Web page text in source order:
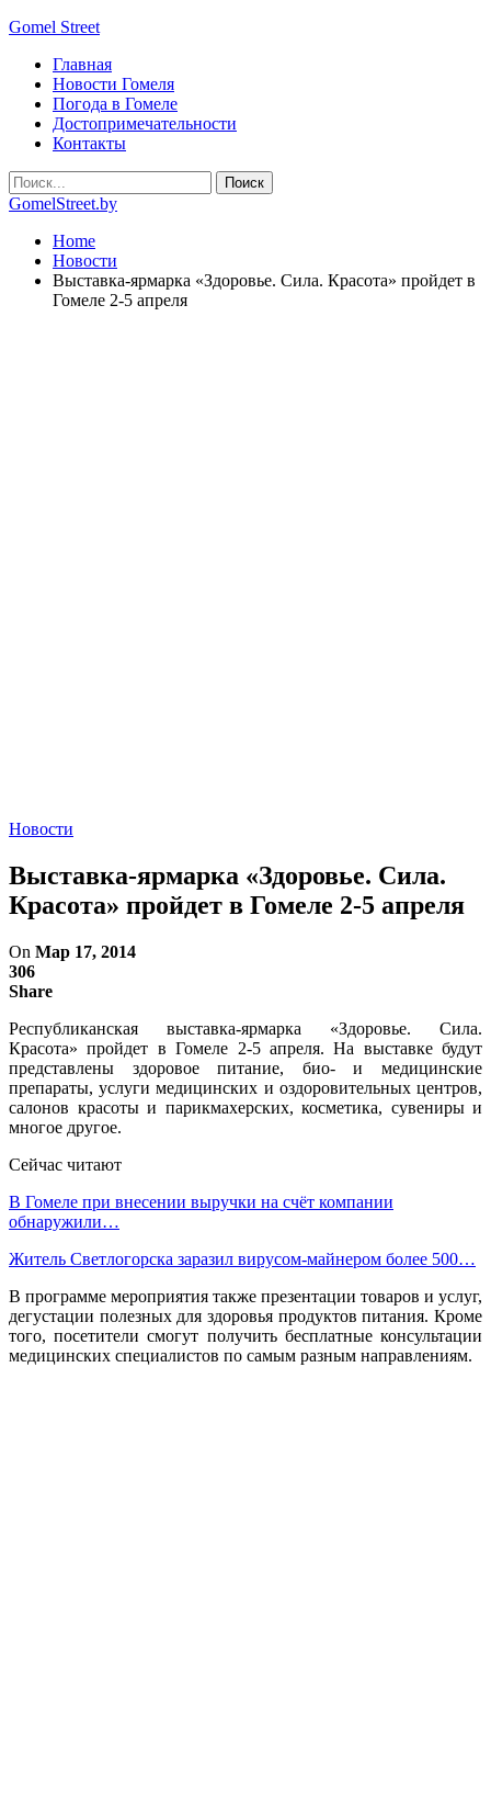
Gomel Street
Главная
Новости Гомеля
Погода в Гомеле
Достопримечательности
Контакты
GomelStreet.by
Home
Новости
Выставка-ярмарка «Здоровье. Сила. Красота» пройдет в
Гомеле 2-5 апреля
Новости
Выставка-ярмарка «Здоровье. Сила.
Красота» пройдет в Гомеле 2-5 апреля
On Мар 17, 2014
306
Share
Республиканская выставка-ярмарка «Здоровье. Сила.
Красота» пройдет в Гомеле 2-5 апреля. На выставке будут
представлены здоровое питание, био- и медицинские
препараты, услуги медицинских и оздоровительных центров,
салонов красоты и парикмахерских, косметика, сувениры и
многое другое.
Сейчас читают
В Гомеле при внесении выручки на счёт компании
обнаружили…
Житель Светлогорска заразил вирусом-майнером более 500…
В программе мероприятия также презентации товаров и услуг,
дегустации полезных для здоровья продуктов питания. Кроме
того, посетители смогут получить бесплатные консультации
медицинских специалистов по самым разным направлениям.